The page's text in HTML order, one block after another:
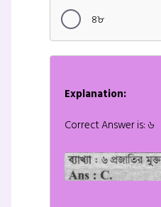
৪৮
Explanation:
Correct Answer is: ৬